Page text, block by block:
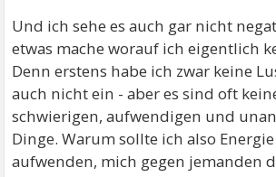
Und ich sehe es auch gar nicht
etwas mache worauf ich eigentlich
Denn erstens habe ich zwar keine
auch nicht ein - aber es sind oft
schwierigen, aufwendigen und
Dinge. Warum sollte ich also
aufwenden, mich gegen jemanden